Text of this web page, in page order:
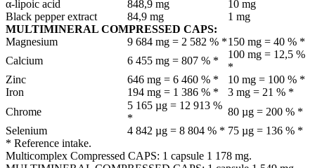
α-lipoic acid
848,9 mg
10 mg
Black pepper extract
84,9 mg
1 mg
MULTIMINERAL COMPRESSED CAPS:
Magnesium
9 684 mg = 2 582 % *150 mg = 40 % *
Calcium
6 455 mg = 807 % *
100 mg = 12,5 %
*
Zinc
646 mg = 6 460 % *
10 mg = 100 % *
Iron
194 mg = 1 386 % *
3 mg = 21 % *
Chrome
5 165 µg = 12 913 %
*
80 µg = 200 % *
Selenium
4 842 µg = 8 804 % * 75 µg = 136 % *
* Reference intake.
Multicomplex Compressed CAPS: 1 capsule 1 178 mg.